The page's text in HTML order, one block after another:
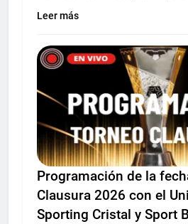
Leer más
Programación de la
Clausura 2026 con el
Sporting Cristal y Sport